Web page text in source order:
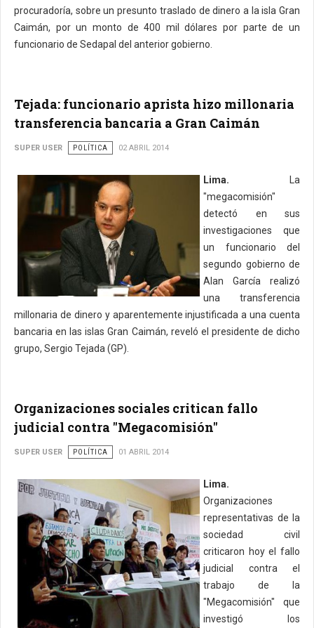
procuradoría, sobre un presunto traslado de dinero a la isla Gran
Caimán, por un monto de 400 mil dólares por parte de un
funcionario de Sedapal del anterior gobierno.
Tejada: funcionario aprista hizo millonaria
transferencia bancaria a Gran Caimán
SUPER USER POLÍTICA 02 ABRIL 2014
Lima. La
"megacomisión"
detectó en sus
investigaciones que
un funcionario del
segundo gobierno de
Alan García realizó
una transferencia
millonaria de dinero y aparentemente injustificada a una cuenta
bancaria en las islas Gran Caimán, reveló el presidente de dicho
grupo, Sergio Tejada (GP).
Organizaciones sociales critican fallo
judicial contra "Megacomisión"
SUPER USER POLÍTICA 01 ABRIL 2014
Lima.
Organizaciones
representativas de la
sociedad civil
criticaron hoy el fallo
judicial contra el
trabajo de la
"Megacomisión" que
investigó los